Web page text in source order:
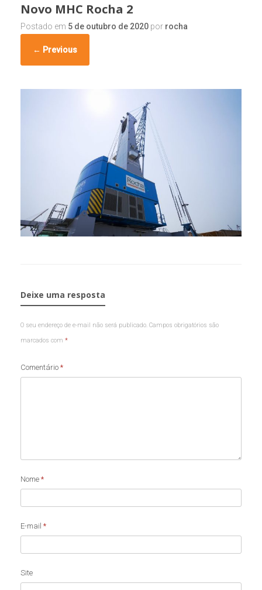
Novo MHC Rocha 2
Postado em 5 de outubro de 2020 por rocha
← Previous
Deixe uma resposta
O seu endereço de e-mail não será publicado. Campos obrigatórios são
marcados com *
Comentário *
Nome *
E-mail *
Site